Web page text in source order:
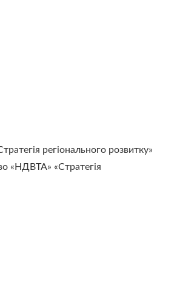
регіонального розвитку»
«НДВТА» «Стратегія